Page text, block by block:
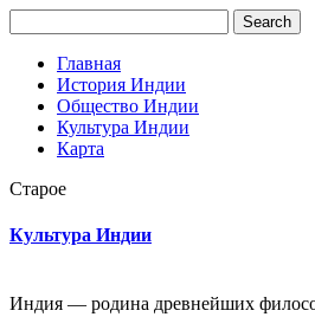
Главная
История Индии
Общество Индии
Культура Индии
Карта
Старое
Культура Индии
Индия — родина древнейших